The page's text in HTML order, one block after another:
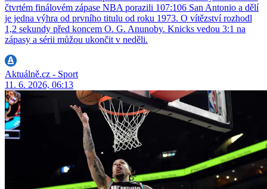
čtvrtém finálovém zápase NBA porazili 107:106 San Antonio a dělí
je jedna výhra od prvního titulu od roku 1973. O vítězství rozhodl
1,2 sekundy před koncem O. G. Anunoby. Knicks vedou 3:1 na
zápasy a sérii můžou ukončit v neděli.
Aktuálně.cz - Sport
11. 6. 2026, 06:13